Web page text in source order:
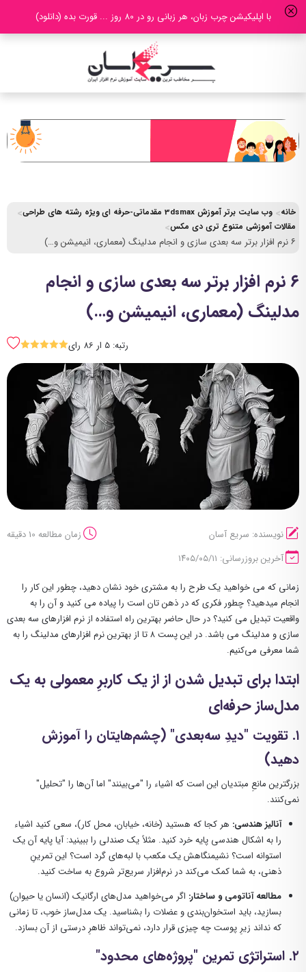
با اپلیکیشن چرب زبان، هر زبانی رو در 80 روز ... قورت بده (دانلود)
خانه
وب سایت برتر آموزش 3dsmax مقدماتی-حرفه ای ویژه رشته های طراحی
مقالات آموزشی متنوع تری دی مکس
۶ نرم افزار برتر سه بعدی سازی و انجام مدلینگ (معماری، انیمیشن و…)
۶ نرم افزار برتر سه بعدی سازی و انجام
مدلینگ (معماری، انیمیشن و…)
رتبه: 5 ار 86 رای SSSSS
نویسنده: سریع آسان
زمان مطالعه 10 دقیقه
آخرین بروزرسانی: ۱۴۰۵/۰۵/۱۱
زمانی که می خواهید یک طرح را به مشتری خود نشان دهید، چطور این کار را
انجام میدهید؟ چطور فکری که در ذهن تان است را پیاده می کنید و آن را به
واقعیت تبدیل می کنید؟ در حال حاضر بهترین راه استفاده از نرم افزارهای سه بعدی
سازی و مدلینگ می باشد. در این پست ۸ تا از بهترین نرم افزارهای مدلینگ را به
شما معرفی می‌کنیم.
ابتدا برای تبدیل شدن از از یک کاربرِ معمولی به یک
مدل‌ساز حرفه‌ای
۱. تقویت "دیدِ سه‌بعدی" (چشم‌هایتان را آموزش
دهید)
بزرگترین مانعِ مبتدیان این است که اشیاء را "می‌بینند" اما آن‌ها را "تحلیل"
نمی‌کنند.
آنالیز هندسی: هر کجا که هستید (خانه، خیابان، محل کار)، سعی کنید اشیاء
را به اشکال هندسی پایه خرد کنید. مثلاً یک صندلی را ببینید: آیا پایه آن یک
استوانه است؟ نشیمنگاهش یک مکعب با لبه‌های گرد است؟ این تمرینِ
ذهنی، به شما کمک می‌کند در نرم‌افزار سریع‌تر شروع به ساخت کنید.
مطالعه آناتومی و ساختار: اگر می‌خواهید مدل‌های ارگانیک (انسان یا حیوان)
بسازید، باید استخوان‌بندی و عضلات را بشناسید. یک مدل‌ساز خوب، تا زمانی
که نداند زیرِ پوست چه چیزی قرار دارد، نمی‌تواند ظاهرِ درستی از آن بسازد.
۲. استراتژی تمرین "پروژه‌های محدود"